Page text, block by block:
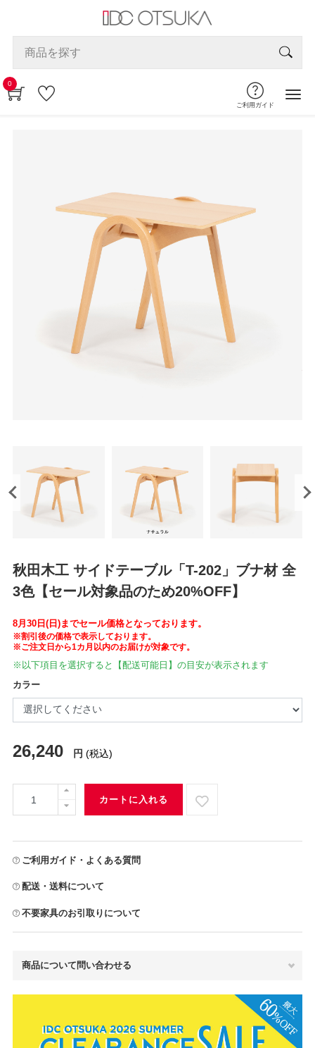
0
ご利用ガイド
秋田木工 サイドテーブル「T-202」ブナ材 全
3色【セール対象品のため20%OFF】
8月30日(日)までセール価格となっております。
※割引後の価格で表示しております。
※ご注文日から1カ月以内のお届けが対象です。
※以下項目を選択すると【配送可能日】の目安が表示されます
カラー
26,240 円 (税込)
カートに入れる
ご利用ガイド・よくある質問
配送・送料について
不要家具のお引取りについて
商品について問い合わせる